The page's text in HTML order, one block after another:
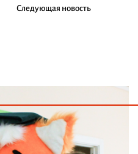
Следующая новость